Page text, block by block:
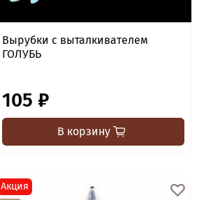
Вырубки с выталкивателем
ГОЛУБЬ
105 ₽
В корзину
Акция